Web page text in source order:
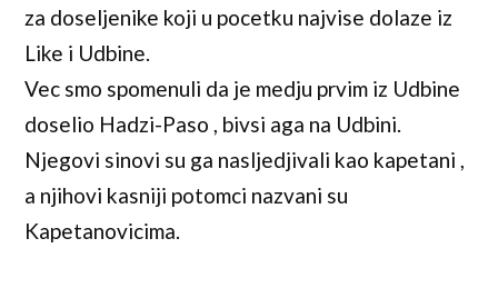
za doseljenike koji u pocetku najvise dolaze iz
Like i Udbine.
Vec smo spomenuli da je medju prvim iz Udbine
doselio Hadzi-Paso , bivsi aga na Udbini.
Njegovi sinovi su ga nasljedjivali kao kapetani ,
a njihovi kasniji potomci nazvani su
Kapetanovicima.